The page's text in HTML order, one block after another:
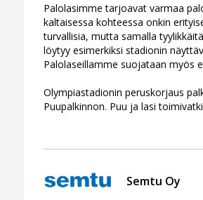
Palolasimme tarjoavat varmaa
kaltaisessa kohteessa onkin
turvallisia, mutta samalla
löytyy esimerkiksi stadionin
Palolaseillamme suojataan myös
Olympiastadionin peruskorjaus
Puupalkinnon. Puu ja lasi
Semtu Oy